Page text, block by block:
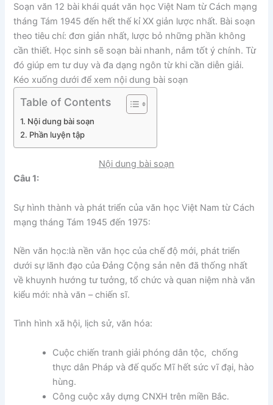
Soạn văn 12 bài khái quát văn học Việt Nam từ Cách mạng
tháng Tám 1945 đến hết thế kỉ XX giản lược nhất. Bài soạn
theo tiêu chí: đơn giản nhất, lược bỏ những phần không
cần thiết. Học sinh sẽ soạn bài nhanh, nắm tốt ý chính. Từ
đó giúp em tư duy và đa dạng ngôn từ khi cần diễn giải.
Kéo xuống dưới để xem nội dung bài soạn
Table of Contents
Nội dung bài soạn
Phần luyện tập
Nội dung bài soạn
Câu 1:
Sự hình thành và phát triển của văn học Việt Nam từ Cách
mạng tháng Tám 1945 đến 1975:
Nền văn học:là nền văn học của chế độ mới, phát triển
dưới sự lãnh đạo của Đảng Cộng sản nên đã thống nhất
về khuynh hướng tư tưởng, tổ chức và quan niệm nhà văn
kiểu mới: nhà văn – chiến sĩ.
Tình hình xã hội, lịch sử, văn hóa:
Cuộc chiến tranh giải phóng dân tộc, chống
thực dân Pháp và đế quốc Mĩ hết sức vĩ đại, hào
hùng.
Công cuộc xây dựng CNXH trên miền Bắc.